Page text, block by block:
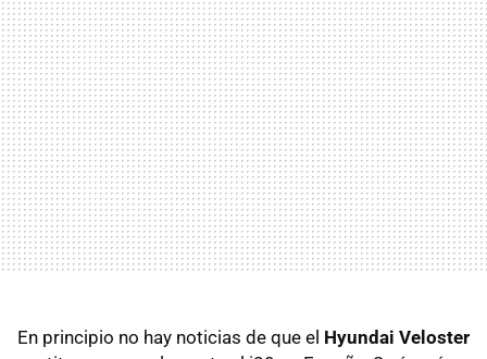
En principio no hay noticias de que el Hyundai Veloster